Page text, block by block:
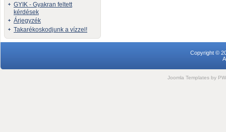
GYIK - Gyakran feltett
kérdések
Árjegyzék
Takarékoskodjunk a vízzel!
Copyright ©
Joomla Templates by